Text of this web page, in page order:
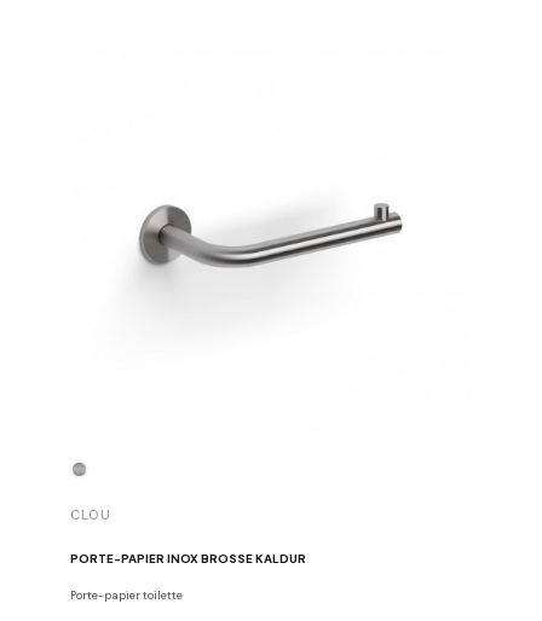
CLOU
PORTE-PAPIER INOX BROSSÉ KALDUR
Porte-papier toilette